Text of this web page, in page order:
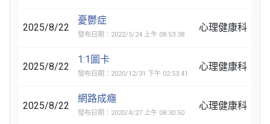
2025/8/22
憂鬱症
發布日期：2022/5/24 上午 08:53:38
心理健康科
2025/8/22
1:1圖卡
發布日期：2020/12/31 下午 02:53:41
心理健康科
2025/8/22
網路成癮
發布日期：2020/4/27 上午 08:30:50
心理健康科